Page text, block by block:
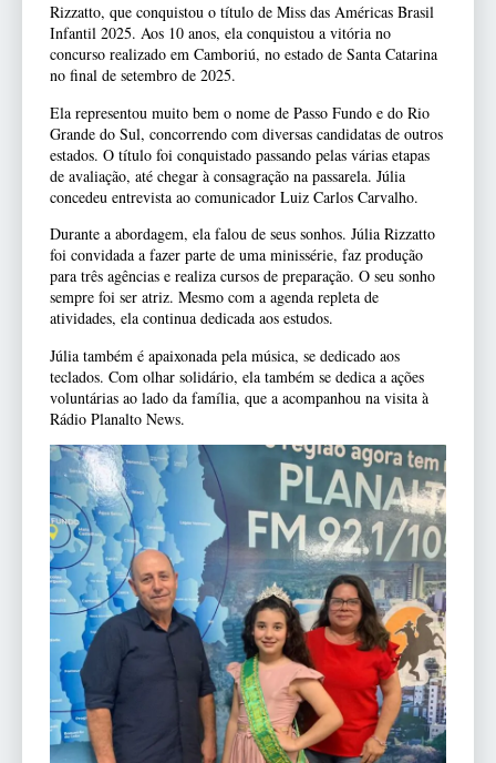
Rizzatto, que conquistou o título de Miss das Américas Brasil
Infantil 2025. Aos 10 anos, ela conquistou a vitória no
concurso realizado em Camboriú, no estado de Santa Catarina
no final de setembro de 2025.
Ela representou muito bem o nome de Passo Fundo e do Rio
Grande do Sul, concorrendo com diversas candidatas de outros
estados. O título foi conquistado passando pelas várias etapas
de avaliação, até chegar à consagração na passarela. Júlia
concedeu entrevista ao comunicador Luiz Carlos Carvalho.
Durante a abordagem, ela falou de seus sonhos. Júlia Rizzatto
foi convidada a fazer parte de uma minissérie, faz produção
para três agências e realiza cursos de preparação. O seu sonho
sempre foi ser atriz. Mesmo com a agenda repleta de
atividades, ela continua dedicada aos estudos.
Júlia também é apaixonada pela música, se dedicado aos
teclados. Com olhar solidário, ela também se dedica a ações
voluntárias ao lado da família, que a acompanhou na visita à
Rádio Planalto News.